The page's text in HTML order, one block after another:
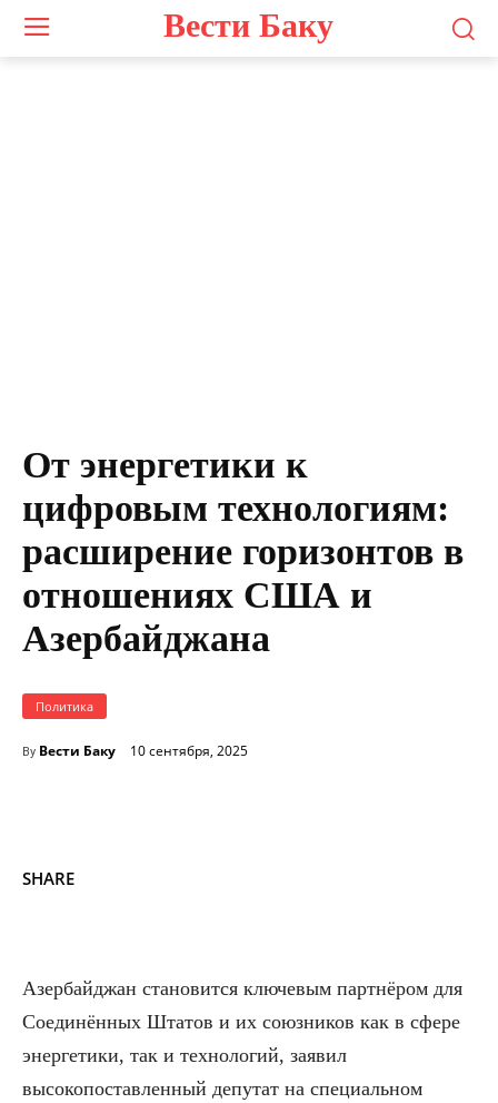
Вести Баку
От энергетики к
цифровым технологиям:
расширение горизонтов в
отношениях США и
Азербайджана
Политика
By Вести Баку 10 сентября, 2025
SHARE
Азербайджан становится ключевым партнёром для
Соединённых Штатов и их союзников как в сфере
энергетики, так и технологий, заявил
высокопоставленный депутат на специальном